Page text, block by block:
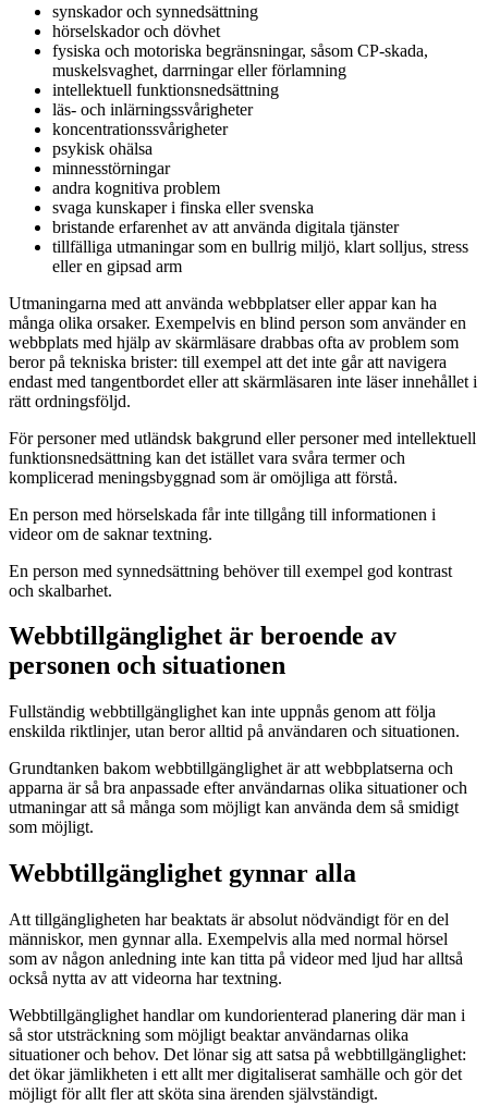
synskador och synnedsättning
hörselskador och dövhet
fysiska och motoriska begränsningar, såsom CP-skada,
muskelsvaghet, darrningar eller förlamning
intellektuell funktionsnedsättning
läs- och inlärningssvårigheter
koncentrationssvårigheter
psykisk ohälsa
minnesstörningar
andra kognitiva problem
svaga kunskaper i finska eller svenska
bristande erfarenhet av att använda digitala tjänster
tillfälliga utmaningar som en bullrig miljö, klart solljus, stress
eller en gipsad arm
Utmaningarna med att använda webbplatser eller appar kan ha
många olika orsaker. Exempelvis en blind person som använder en
webbplats med hjälp av skärmläsare drabbas ofta av problem som
beror på tekniska brister: till exempel att det inte går att navigera
endast med tangentbordet eller att skärmläsaren inte läser innehållet i
rätt ordningsföljd.
För personer med utländsk bakgrund eller personer med intellektuell
funktionsnedsättning kan det istället vara svåra termer och
komplicerad meningsbyggnad som är omöjliga att förstå.
En person med hörselskada får inte tillgång till informationen i
videor om de saknar textning.
En person med synnedsättning behöver till exempel god kontrast
och skalbarhet.
Webbtillgänglighet är beroende av
personen och situationen
Fullständig webbtillgänglighet kan inte uppnås genom att följa
enskilda riktlinjer, utan beror alltid på användaren och situationen.
Grundtanken bakom webbtillgänglighet är att webbplatserna och
apparna är så bra anpassade efter användarnas olika situationer och
utmaningar att så många som möjligt kan använda dem så smidigt
som möjligt.
Webbtillgänglighet gynnar alla
Att tillgängligheten har beaktats är absolut nödvändigt för en del
människor, men gynnar alla. Exempelvis alla med normal hörsel
som av någon anledning inte kan titta på videor med ljud har alltså
också nytta av att videorna har textning.
Webbtillgänglighet handlar om kundorienterad planering där man i
så stor utsträckning som möjligt beaktar användarnas olika
situationer och behov. Det lönar sig att satsa på webbtillgänglighet:
det ökar jämlikheten i ett allt mer digitaliserat samhälle och gör det
möjligt för allt fler att sköta sina ärenden självständigt.